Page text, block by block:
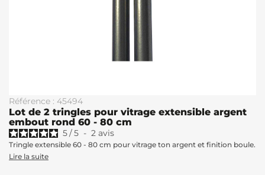
Référence : 45494
Lot de 2 tringles pour vitrage extensible argent
embout rond 60 - 80 cm
5/5 - 2 avis
Tringle extensible 60 - 80 cm pour vitrage ton argent et finition boule.
Lire la suite